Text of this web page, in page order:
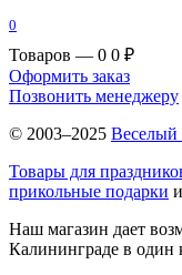
0
Товаров — 0 0 ₽
Оформить заказ
Позвонить менеджеру
© 2003–2025 Веселый
Товары для
прикольные подарки
Наш магазин дает
Калининграде в один